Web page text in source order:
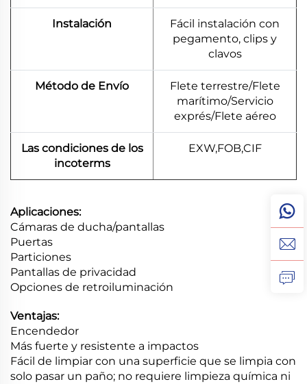
Instalación
Fácil instalación con
pegamento, clips y
clavos
Método de Envío
Flete terrestre/Flete
marítimo/Servicio
exprés/Flete aéreo
Las condiciones de los
incoterms
EXW,FOB,CIF
Aplicaciones:
Cámaras de ducha/pantallas
Puertas
Particiones
Pantallas de privacidad
Opciones de retroiluminación
Ventajas:
Encendedor
Más fuerte y resistente a impactos
Fácil de limpiar con una superficie que se limpia con
solo pasar un paño; no requiere limpieza química ni